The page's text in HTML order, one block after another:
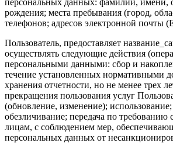
рождения; места пребывания (город,
телефонов; адресов электронной почты
Пользователь, предоставляет
осуществлять следующие действия
персональными данными: сбор и
течение установленных нормативными
хранения отчетности, но не менее трех
прекращения пользования услуг
(обновление, изменение);
обезличивание; передача по требованию
лицам, с соблюдением мер,
персональных данных от